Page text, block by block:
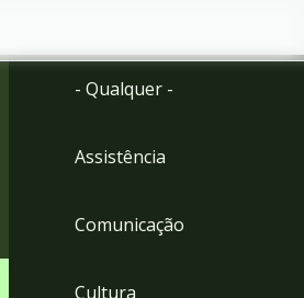
- Qualquer -
Assistência
Comunicação
Cultura